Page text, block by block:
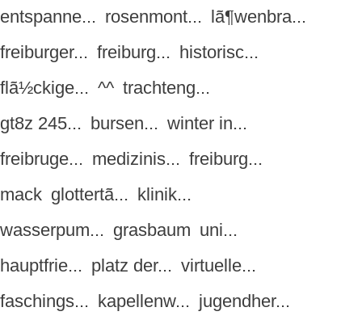
entspanne... rosenmont... lã¶wenbra...
freiburger... freiburg... historisc...
flã½ckige... ^^ trachteng...
gt8z 245... bursen... winter in...
freibruge... medizinis... freiburg...
mack glottertã... klinik...
wasserpum... grasbaum uni...
hauptfrie... platz der... virtuelle...
faschings... kapellenw... jugendher...